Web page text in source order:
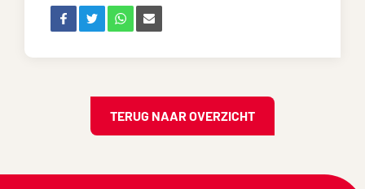
TERUG NAAR OVERZICHT